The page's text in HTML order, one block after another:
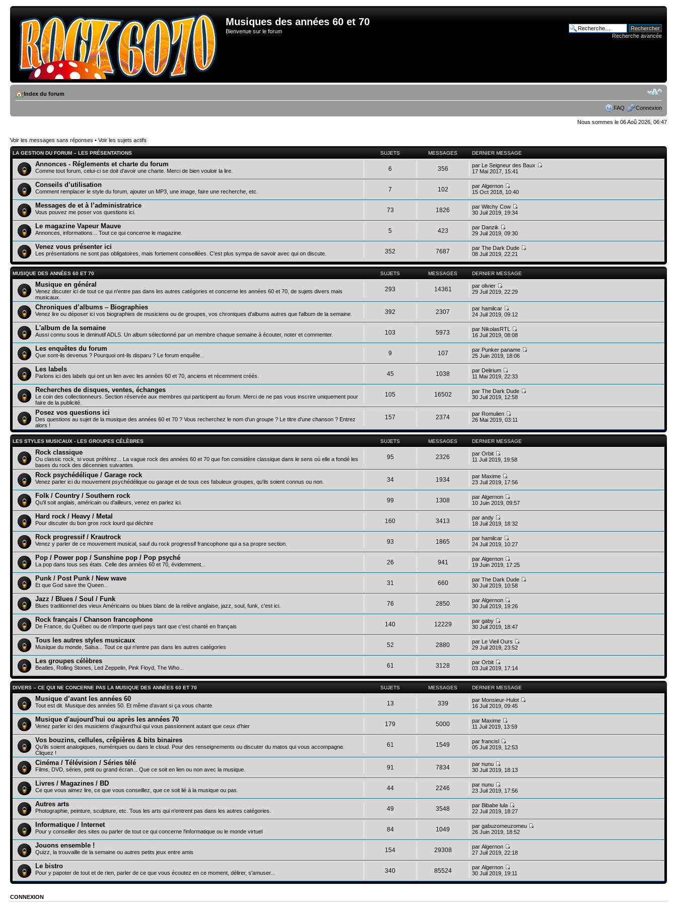
Musiques des années 60 et 70
Bienvenue sur le forum
Recherche avancée
Index du forum
FAQ Connexion
Nous sommes le 06 Aoû 2026, 06:47
Voir les messages sans réponses • Voir les sujets actifs
LA GESTION DU FORUM – LES PRÉSENTATIONS SUJETS MESSAGES DERNIER MESSAGE
Annonces - Réglements et charte du forum
Comme tout forum, celui-ci se doit d'avoir une charte. Merci de bien vouloir la lire. 6 356 par Le Seigneur des Baux
17 Mai 2017, 15:41
Conseils d’utilisation
Comment remplacer le style du forum, ajouter un MP3, une image, faire une recherche, etc. 7 102 parAlgernon
15 Oct 2018, 10:40
Messages de et à l’administratrice
Vous pouvez me poser vos questions ici. 73 1826 parWitchy Cow
30 Juil 2019, 19:34
Le magazine Vapeur Mauve
Annonces, informations... Tout ce qui concerne le magazine. 5 423 par Danzik
29 Juil 2019, 09:30
Venez vous présenter ici
Les présentations ne sont pas obligatoires, mais fortement conseillées. C'est plus sympa de savoir avec qui on discute. 352 7687 parThe Dark Dude
08 Juil 2019, 22:21
MUSIQUE DES ANNÉES 60 ET 70 SUJETS MESSAGES DERNIER MESSAGE
Musique en général
Venez discuter ici de tout ce qui n'entre pas dans les autres catégories et concerne les années 60 et 70, de sujets divers mais
musicaux.
293 14361 parolivier
29 Juil 2019, 22:29
Chroniques d’albums – Biographies
Venez lire ou déposer ici vos biographies de musiciens ou de groupes, vos chroniques d'albums autres que l'album de la semaine. 392 2307 parhamilcar
24 Juil 2019, 09:12
L'album de la semaine
Aussi connu sous le diminutif ADLS. Un album sélectionné par un membre chaque semaine à écouter, noter et commenter. 103 5973 par NikolasRTL
16 Juil 2019, 08:08
Les enquêtes du forum
Que sont-ils devenus ? Pourquoi ont-ils disparu ? Le forum enquête... 9 107 par Punker paname
25 Juin 2019, 18:06
Les labels
Parlons ici des labels qui ont un lien avec les années 60 et 70, anciens et récemment créés. 45 1038 par Delirium
11 Mai 2019, 22:33
Recherches de disques, ventes, échanges
Le coin des collectionneurs. Section réservée aux membres qui participent au forum. Merci de ne pas vous inscrire uniquement pour
faire de la publicité.
105 16502 parThe Dark Dude
30 Juil 2019, 12:58
Posez vos questions ici
Des questions au sujet de la musique des années 60 et 70 ? Vous recherchez le nom d'un groupe ? Le titre d'une chanson ? Entrez
alors !
157 2374 par Romulien
26 Mai 2019, 03:11
LES STYLES MUSICAUX - LES GROUPES CÉLÈBRES SUJETS MESSAGES DERNIER MESSAGE
Rock classique
Ou classic rock, si vous préférez... La vague rock des années 60 et 70 que l'on considère classique dans le sens où elle a fondé les
bases du rock des décennies suivantes.
95 2326 parOrbit
11 Juil 2019, 19:58
Rock psychédélique / Garage rock
Venez parler ici du mouvement psychédélique ou garage et de tous ces fabuleux groupes, qu'ils soient connus ou non. 34 1934 par Maxime
23 Juil 2019, 17:56
Folk / Country / Southern rock
Qu'il soit anglais, américain ou d'ailleurs, venez en parlez ici. 99 1308 parAlgernon
10 Juin 2019, 09:57
Hard rock / Heavy / Metal
Pour discuter du bon gros rock lourd qui déchire 160 3413 parandy
18 Juil 2019, 18:32
Rock progressif / Krautrock
Venez y parler de ce mouvement musical, sauf du rock progressif francophone qui a sa propre section. 93 1865 parhamilcar
24 Juil 2019, 10:27
Pop / Power pop / Sunshine pop / Pop psyché
La pop dans tous ses états. Celle des années 60 et 70, évidemment... 26 941 parAlgernon
19 Juin 2019, 17:25
Punk / Post Punk / New wave
Et que God save the Queen... 31 660 parThe Dark Dude
30 Juil 2019, 10:58
Jazz / Blues / Soul / Funk
Blues traditionnel des vieux Américains ou blues blanc de la relève anglaise, jazz, soul, funk, c'est ici. 76 2850 parAlgernon
30 Juil 2019, 19:26
Rock français / Chanson francophone
De France, du Québec ou de n'importe quel pays tant que c'est chanté en français 140 12229 pargaby
30 Juil 2019, 18:47
Tous les autres styles musicaux
Musique du monde, Salsa... Tout ce qui n'entre pas dans les autres catégories 52 2880 par Le Vieil Ours
29 Juil 2019, 23:52
Les groupes célèbres
Beatles, Rolling Stones, Led Zeppelin, Pink Floyd, The Who... 61 3128 parOrbit
03 Juil 2019, 17:14
DIVERS – CE QUI NE CONCERNE PAS LA MUSIQUE DES ANNÉES 60 ET 70 SUJETS MESSAGES DERNIER MESSAGE
Musique d’avant les années 60
Tout est dit. Musique des années 50. Et même d'avant si ça vous chante. 13 339 par Monsieur-Hulot
16 Juil 2019, 09:45
Musique d'aujourd'hui ou après les années 70
Venez parler ici des musiciens d'aujourd'hui qui vous passionnent autant que ceux d'hier 179 5000 par Maxime
11 Juil 2019, 13:59
Vos bouzins, cellules, crêpières & bits binaires
Qu'ils soient analogiques, numériques ou dans le cloud. Pour des renseignements ou discuter du matos qui vous accompagne.
Cliquez !
61 1549 parfrancisl
05 Juil 2019, 12:53
Cinéma / Télévision / Séries télé
Films, DVD, séries, petit ou grand écran... Que ce soit en lien ou non avec la musique. 91 7834 parnunu
30 Juil 2019, 18:13
Livres / Magazines / BD
Ce que vous aimez lire, ce que vous conseillez, que ce soit lié à la musique ou pas. 44 2246 parnunu
23 Juil 2019, 17:56
Autres arts
Photographie, peinture, sculpture, etc. Tous les arts qui n'entrent pas dans les autres catégories. 49 3548 par Bibabe lula
22 Juil 2019, 18:27
Informatique / Internet
Pour y conseiller des sites ou parler de tout ce qui concerne l'informatique ou le monde virtuel 84 1049 pargabuzomeuzomeu
26 Juin 2019, 18:52
Jouons ensemble !
Quizz, la trouvaille de la semaine ou autres petits jeux entre amis 154 29308 parAlgernon
27 Juil 2019, 22:18
Le bistro
Pour y papoter de tout et de rien, parler de ce que vous écoutez en ce moment, délirer, s'amuser... 340 85524 parAlgernon
30 Juil 2019, 19:11
CONNEXION